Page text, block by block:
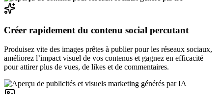
Créer rapidement du contenu social percutant
Produisez vite des images prêtes à publier pour les réseaux sociaux,
améliorez l’impact visuel de vos contenus et gagnez en efficacité
pour attirer plus de vues, de likes et de commentaires.